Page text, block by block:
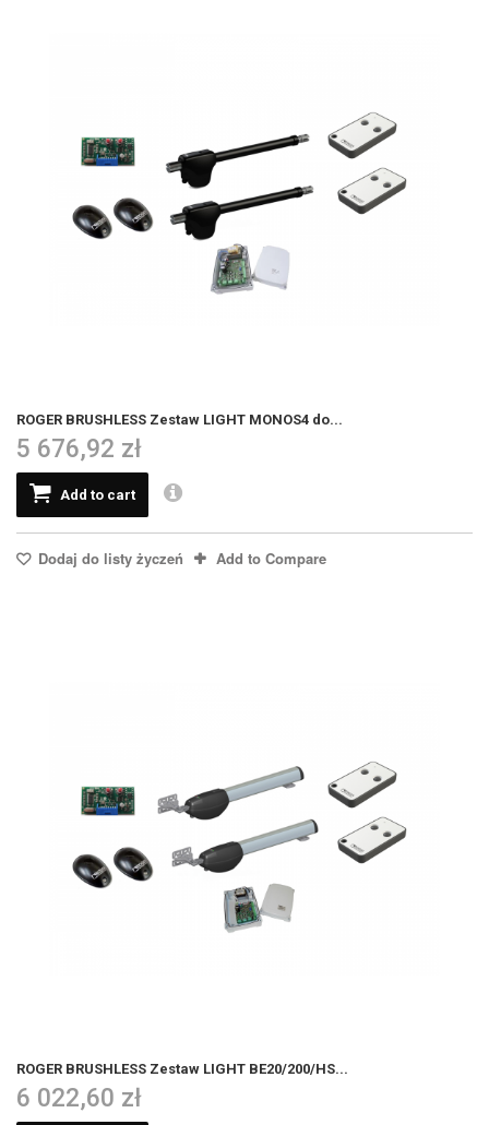
ROGER BRUSHLESS Zestaw LIGHT MONOS4 do...
5 676,92 zł
Add to cart
Dodaj do listy życzeń Add to Compare
ROGER BRUSHLESS Zestaw LIGHT BE20/200/HS...
6 022,60 zł